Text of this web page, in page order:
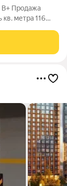
B+ Продажа
метра 116
Очаковское